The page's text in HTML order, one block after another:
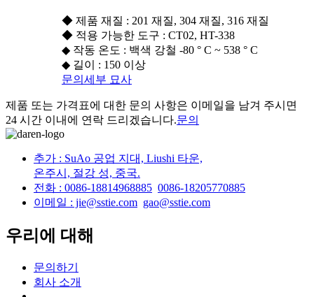
◆ 제품 재질 : 201 재질, 304 재질, 316 재질
◆ 적용 가능한 도구 : CT02, HT-338
◆ 작동 온도 : 백색 강철 -80 ° C ~ 538 ° C
◆ 길이 : 150 이상
문의 세부 묘사
제품 또는 가격표에 대한 문의 사항은 이메일을 남겨 주시면
24 시간 이내에 연락 드리겠습니다.문의
추가 : SuAo 공업 지대, Liushi 타운,
온주시, 절강 성, 중국.
전화 : 0086-18814968885 0086-18205770885
이메일 : jie@sstie.com gao@sstie.com
우리에 대해
문의하기
회사 소개